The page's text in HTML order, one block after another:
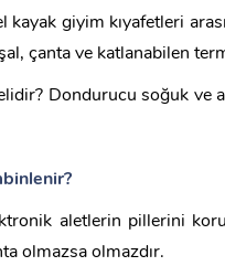
giyim kıyafetleri
çanta ve katlanabilen
Dondurucu soğuk ve
aletlerin pillerini
olmazsa olmazdır.